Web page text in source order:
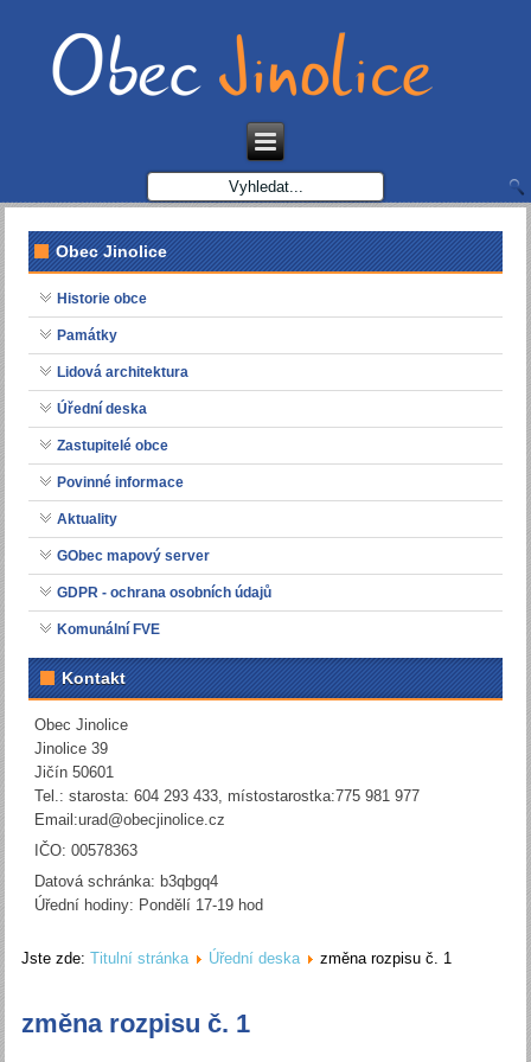
Obec Jinolice
Historie obce
Památky
Lidová architektura
Úřední deska
Zastupitelé obce
Povinné informace
Aktuality
GObec mapový server
GDPR - ochrana osobních údajů
Komunální FVE
Kontakt
Obec Jinolice
Jinolice 39
Jičín 50601
Tel.: starosta: 604 293 433, místostarostka:775 981 977
Email:urad@obecjinolice.cz
IČO: 00578363
Datová schránka: b3qbgq4
Úřední hodiny: Pondělí 17-19 hod
Jste zde:Titulní stránka Úřední deska změna rozpisu č. 1
změna rozpisu č. 1